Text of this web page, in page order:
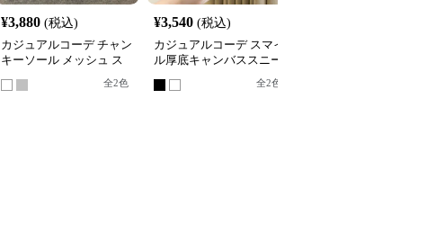
¥3,880 (税込)
カジュアルコーデ チャン
キーソール メッシュ ス
全2色
¥3,540 (税込)
カジュアルコーデ スマイ
ル厚底キャンバススニー
全2色